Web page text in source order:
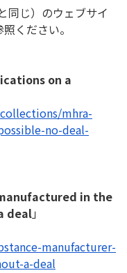
じ） のウェブサイ
ください。
on a
collections/mhra-
no-deal-
in the
deal」
manufacturer-
a-deal